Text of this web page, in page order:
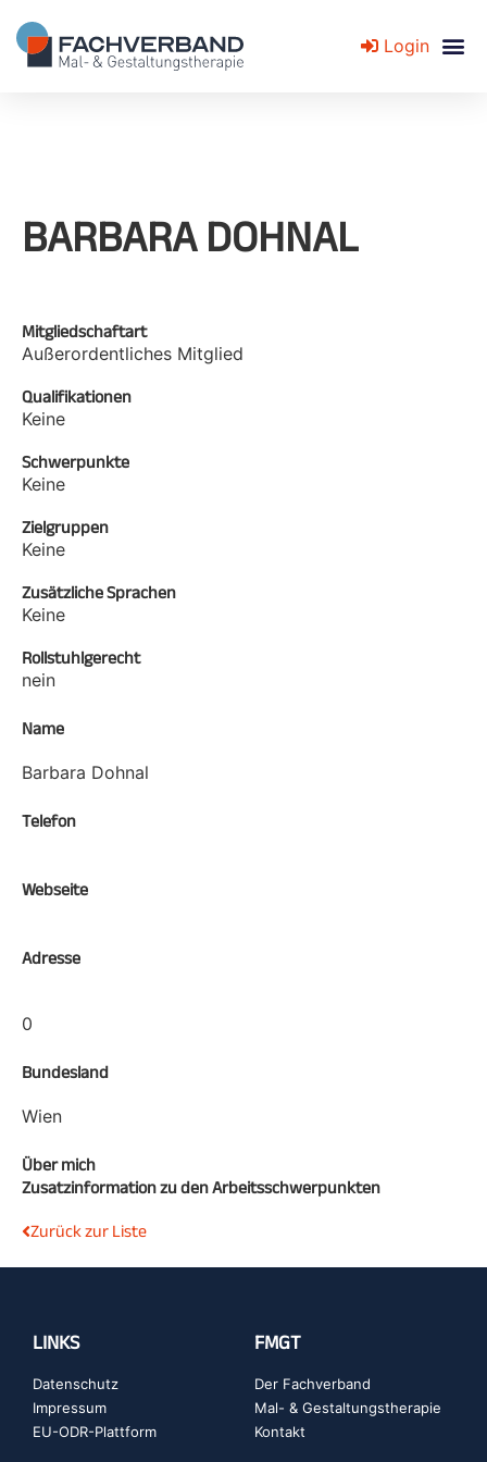
Login
BARBARA DOHNAL
Mitgliedschaftart
Außerordentliches Mitglied
Qualifikationen
Keine
Schwerpunkte
Keine
Zielgruppen
Keine
Zusätzliche Sprachen
Keine
Rollstuhlgerecht
nein
Name
Barbara Dohnal
Telefon
Webseite
Adresse
0
Bundesland
Wien
Über mich
Zusatzinformation zu den Arbeitsschwerpunkten
Zurück zur Liste
LINKS
Datenschutz
Impressum
EU-ODR-Plattform
FMGT
Der Fachverband
Mal- & Gestaltungstherapie
Kontakt